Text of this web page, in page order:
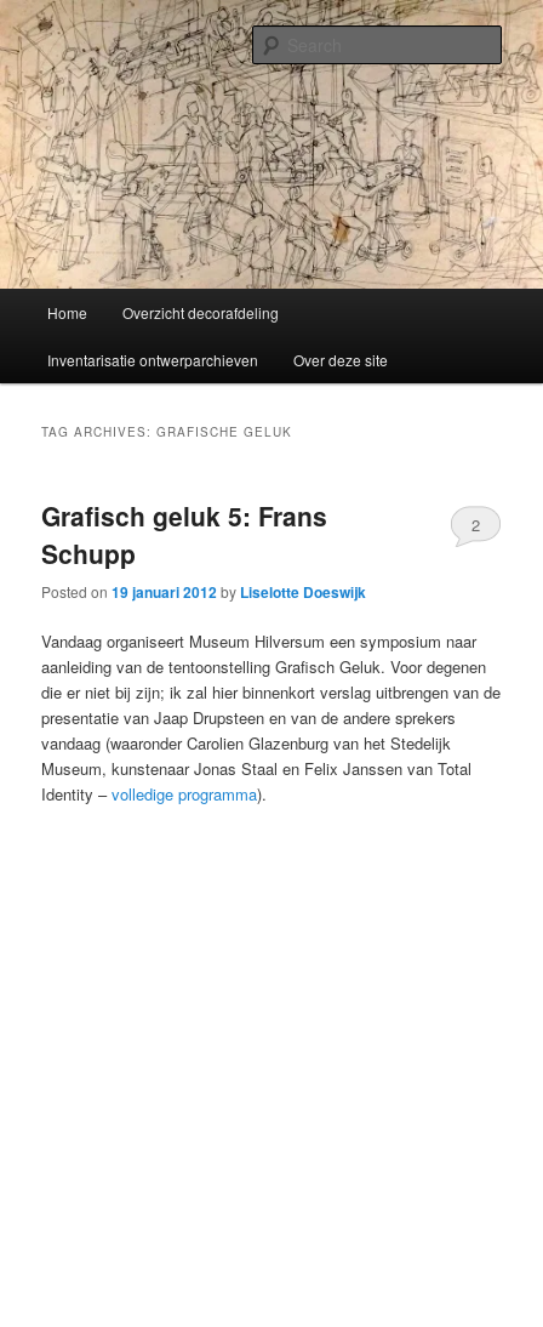
Skip
to
primary
content
Skip
to
secondary
contentVorm van vermaak
Liselotte Doeswijk
Home Overzicht decorafdeling
Inventarisatie ontwerparchieven Over deze site
TAG ARCHIVES:GRAFISCHE GELUK
Grafisch geluk 5: Frans
Schupp
Posted on19 januari 2012by Liselotte Doeswijk
2
Vandaag organiseert Museum Hilversum een symposium naar
aanleiding van de tentoonstelling Grafisch Geluk. Voor degenen
die er niet bij zijn; ik zal hier binnenkort verslag uitbrengen van de
presentatie van Jaap Drupsteen en van de andere sprekers
vandaag (waaronder Carolien Glazenburg van het Stedelijk
Museum, kunstenaar Jonas Staal en Felix Janssen van Total
Identity –volledige programma).